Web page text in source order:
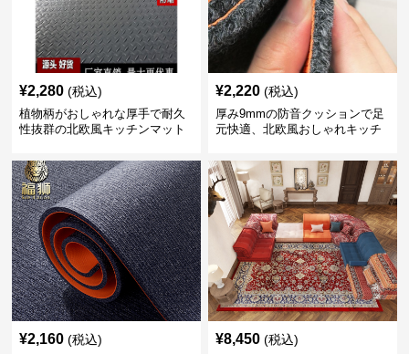
¥2,280 (税込)
植物柄がおしゃれな厚手で耐久
性抜群の北欧風キッチンマット
¥2,220 (税込)
厚み9mmの防音クッションで足
元快適、北欧風おしゃれキッチ
¥2,160 (税込) ¥8,450 (税込)